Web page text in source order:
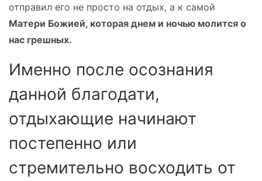
отправил его не просто на отдых, а к самой
Матери Божией, которая днем и ночью молится о
нас грешных.
Именно после осознания
данной благодати,
отдыхающие начинают
постепенно или
стремительно восходить от